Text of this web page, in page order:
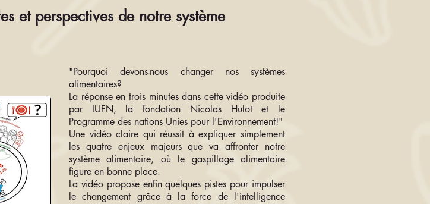
et perspectives de notre système
"Pourquoi devons-nous changer nos systèmes
alimentaires?
La réponse en trois minutes dans cette vidéo produite
par IUFN, la fondation Nicolas Hulot et le
Programme des nations Unies pour l'Environnement!"
Une vidéo claire qui réussit à expliquer simplement
les quatre enjeux majeurs que va affronter notre
système alimentaire, où le gaspillage alimentaire
figure en bonne place.
La vidéo propose enfin quelques pistes pour impulser
le changement grâce à la force de l'intelligence